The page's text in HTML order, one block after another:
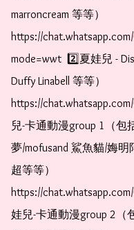
marroncream 等等）
https://
mode=wwt  2️⃣夏娃兒 -
Duffy Linabell 等等）
https://
兒-卡通動漫group 1（包
夢/mofusand 鯊魚貓/娒
超等等）
https://
娃兒-卡通動漫group 2（